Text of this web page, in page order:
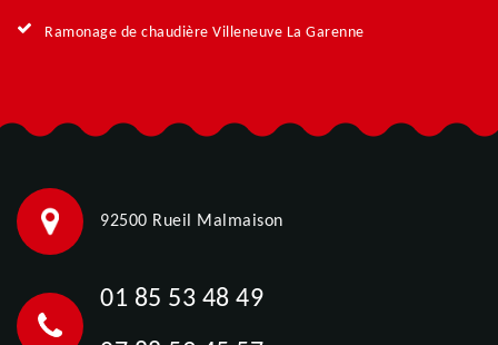
Ramonage de chaudière Villeneuve La Garenne
92500 Rueil Malmaison
01 85 53 48 49